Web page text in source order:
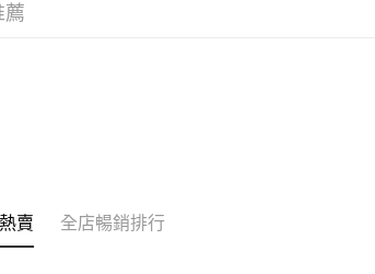
薦
賣 全店暢銷排行